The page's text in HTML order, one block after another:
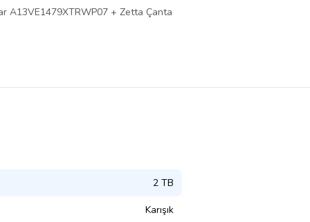
A13VE1479XTRWP07 + Zetta Çanta
2 TB
Karışık